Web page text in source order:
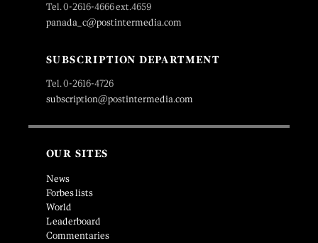
Tel. 0-2616-4666 ext.4659
panada_c@postintermedia.com
SUBSCRIPTION DEPARTMENT
Tel. 0-2616-4726
subscription@postintermedia.com
OUR SITES
News
Forbes lists
World
Leaderboard
Commentaries